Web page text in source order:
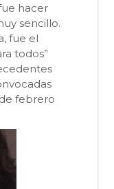
hacer
sencillo.
fue el
todos”
febrero